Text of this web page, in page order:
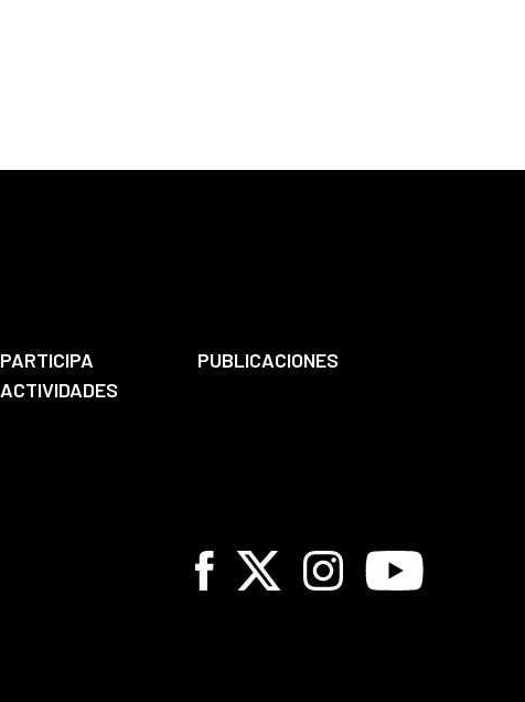
PARTICIPA
PUBLICACIONES
ACTIVIDADES
Facebook
X InstagramYoutube